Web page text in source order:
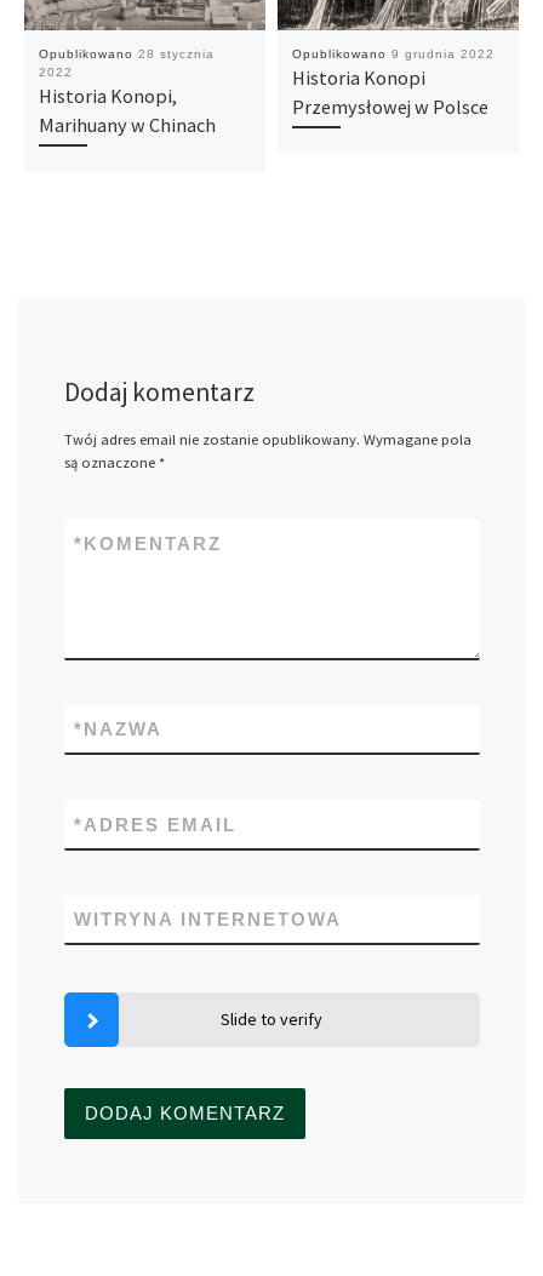
Opublikowano 28 stycznia
2022
Historia Konopi,
Marihuany w Chinach
Opublikowano 9 grudnia 2022
Historia Konopi
Przemysłowej w Polsce
Dodaj komentarz
Twój adres email nie zostanie opublikowany. Wymagane pola
są oznaczone *
KOMENTARZ
*
NAZWA
*
ADRES EMAIL
*
WITRYNA INTERNETOWA
Slide to verify